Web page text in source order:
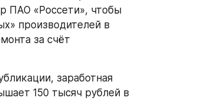
ПАО «Россети», чтобы
производителей в
за счёт
150 тысяч рублей в